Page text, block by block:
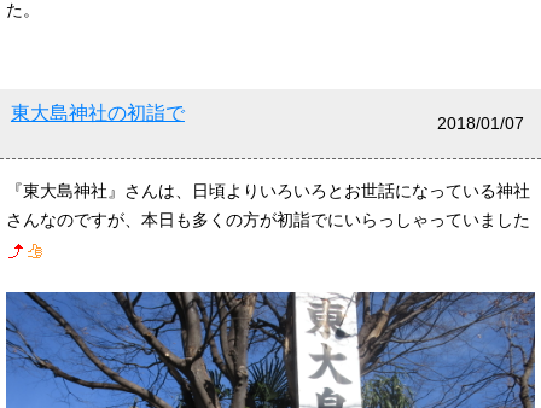
た。
東大島神社の初詣で 2018/01/07
『東大島神社』さんは、日頃よりいろいろとお世話になっている神社
さんなのですが、本日も多くの方が初詣でにいらっしゃっていました